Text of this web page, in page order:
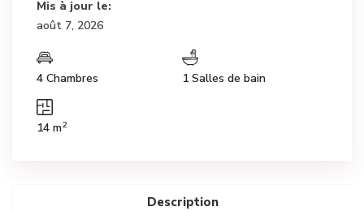
Mis à jour le:
août 7, 2026
4 Chambres 1 Salles de bain
14 m2
Description